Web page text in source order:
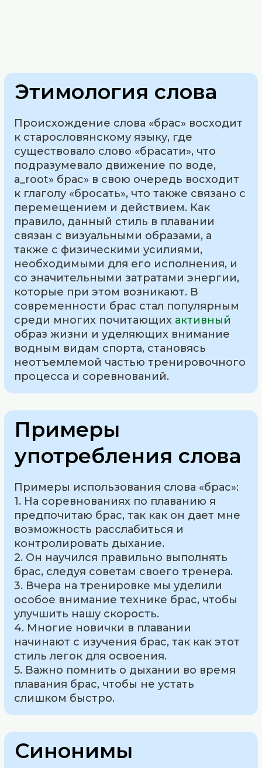
Этимология слова
Происхождение слова «брас» восходит
к старословянскому языку, где
существовало слово «брасати», что
подразумевало движение по воде,
а_root» брас» в свою очередь восходит
к глаголу «бросать», что также связано с
перемещением и действием. Как
правило, данный стиль в плавании
связан с визуальными образами, а
также с физическими усилиями,
необходимыми для его исполнения, и
со значительными затратами энергии,
которые при этом возникают. В
современности брас стал популярным
среди многих почитающих активный
образ жизни и уделяющих внимание
водным видам спорта, становясь
неотъемлемой частью тренировочного
процесса и соревнований.
Примеры
употребления слова
Примеры использования слова «брас»:
1. На соревнованиях по плаванию я
предпочитаю брас, так как он дает мне
возможность расслабиться и
контролировать дыхание.
2. Он научился правильно выполнять
брас, следуя советам своего тренера.
3. Вчера на тренировке мы уделили
особое внимание технике брас, чтобы
улучшить нашу скорость.
4. Многие новички в плавании
начинают с изучения брас, так как этот
стиль легок для освоения.
5. Важно помнить о дыхании во время
плавания брас, чтобы не устать
слишком быстро.
Синонимы